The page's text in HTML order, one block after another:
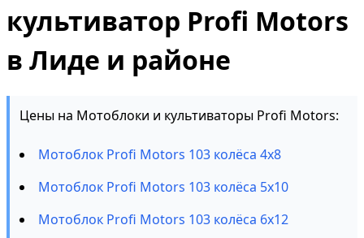
культиватор Profi Motors
в Лиде и районе
Цены на Мотоблоки и культиваторы Profi Motors:
Мотоблок Profi Motors 103 колёса 4х8
Мотоблок Profi Motors 103 колёса 5х10
Мотоблок Profi Motors 103 колёса 6х12